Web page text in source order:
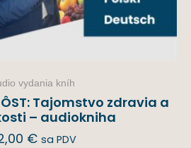
vydania kníh
Tajomstvo zdravia a
– audiokniha
€ sa PDV